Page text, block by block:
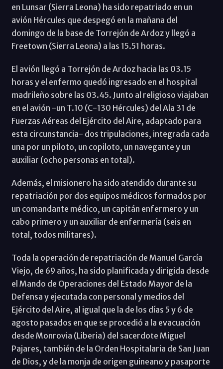
en Lunsar (Sierra Leona) ha sido repatriado en un
avión Hércules que despegó en la mañana del
domingo de la base de Torrejón de Ardoz y llegó a
Freetown (Sierra Leona) a las 15.51 horas.
El avión llegó a Torrejón de Ardoz hacia las 03.15
horas y el enfermo quedó ingresado en el hospital
madrileño sobre las 03.45. Junto al religioso viajaban
en el avión -un T.10 (C-130 Hércules) del Ala 31 de
Fuerzas Aéreas del Ejército del Aire, adaptado para
esta circunstancia- dos tripulaciones, integrada cada
una por un piloto, un copiloto, un navegante y un
auxiliar (ocho personas en total).
Además, el misionero ha sido atendido durante su
repatriación por dos equipos médicos formados por
un comandante médico, un capitán enfermero y un
cabo primero y un auxiliar de enfermería (seis en
total, todos militares).
Toda la operación de repatriación de Manuel García
Viejo, de 69 años, ha sido planificada y dirigida desde
el Mando de Operaciones del Estado Mayor de la
Defensa y ejecutada con personal y medios del
Ejército del Aire, al igual que la de los días 5 y 6 de
agosto pasados en que se procedió a la evacuación
desde Monrovia (Liberia) del sacerdote Miguel
Pajares, también de la Orden Hospitalaria de San Juan
de Dios, y de la monja de origen guineano y pasaporte